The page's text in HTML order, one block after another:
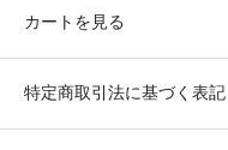
カートを見る
特定商取引法に基づく表記